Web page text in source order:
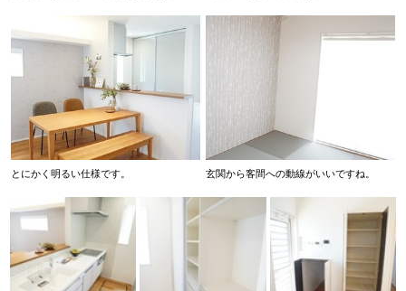
とにかく明るい仕様です。 玄関から客間への動線がいいですね。